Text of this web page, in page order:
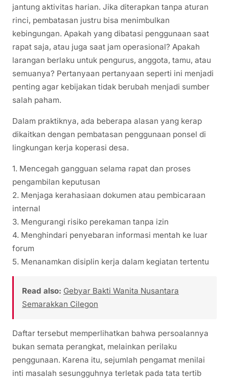
jantung aktivitas harian. Jika diterapkan tanpa aturan
rinci, pembatasan justru bisa menimbulkan
kebingungan. Apakah yang dibatasi penggunaan saat
rapat saja, atau juga saat jam operasional? Apakah
larangan berlaku untuk pengurus, anggota, tamu, atau
semuanya? Pertanyaan pertanyaan seperti ini menjadi
penting agar kebijakan tidak berubah menjadi sumber
salah paham.
Dalam praktiknya, ada beberapa alasan yang kerap
dikaitkan dengan pembatasan penggunaan ponsel di
lingkungan kerja koperasi desa.
1. Mencegah gangguan selama rapat dan proses
pengambilan keputusan
2. Menjaga kerahasiaan dokumen atau pembicaraan
internal
3. Mengurangi risiko perekaman tanpa izin
4. Menghindari penyebaran informasi mentah ke luar
forum
5. Menanamkan disiplin kerja dalam kegiatan tertentu
Read also: Gebyar Bakti Wanita Nusantara
Semarakkan Cilegon
Daftar tersebut memperlihatkan bahwa persoalannya
bukan semata perangkat, melainkan perilaku
penggunaan. Karena itu, sejumlah pengamat menilai
inti masalah sesungguhnya terletak pada tata tertib